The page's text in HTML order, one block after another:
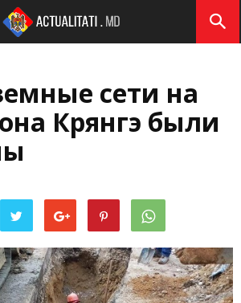
сети на
Крянгэ были